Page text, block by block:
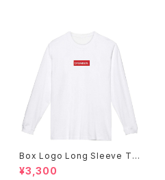
Box Logo Long Sleeve Te
e -White-
¥3,300